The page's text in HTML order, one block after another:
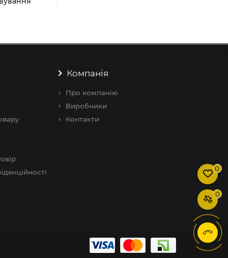
Компанія
Про компанію
Виробники
Контакти
0
0